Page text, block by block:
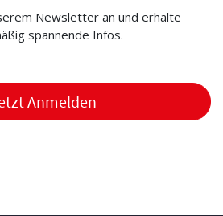
Newsletter an und erhalte
spannende Infos.
Anmelden